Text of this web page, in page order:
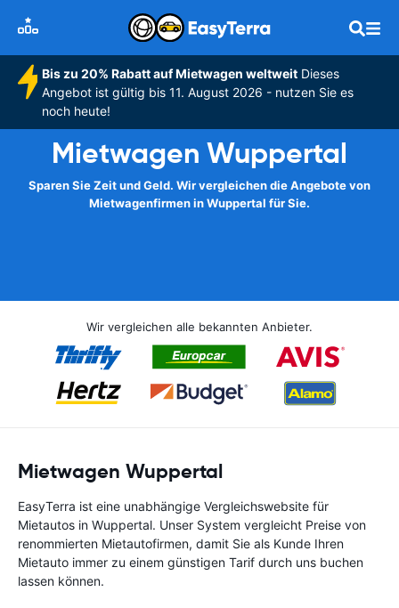
Bis zu 20% Rabatt auf Mietwagen weltweitDieses
Angebot ist gültig bis 11. August 2026 - nutzen Sie es
noch heute!
Mietwagen Wuppertal
Sparen Sie Zeit und Geld. Wir vergleichen die Angebote von
Mietwagenfirmen in Wuppertal für Sie.
Wir vergleichen alle bekannten Anbieter.
Mietwagen Wuppertal
EasyTerra ist eine unabhängige Vergleichswebsite für
Mietautos in Wuppertal. Unser System vergleicht Preise von
renommierten Mietautofirmen, damit Sie als Kunde Ihren
Mietauto immer zu einem günstigen Tarif durch uns buchen
lassen können.